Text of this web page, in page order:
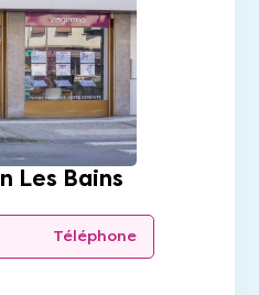
Les Bains
Téléphone